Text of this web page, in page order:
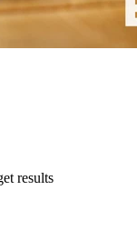
results